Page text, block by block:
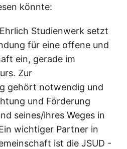
könnte:
Studienwerk setzt
für eine offene und
ein, gerade im
Zur
gehört notwendig und
und Förderung
seines/ihres Weges in
wichtiger Partner in
ist die JSUD -